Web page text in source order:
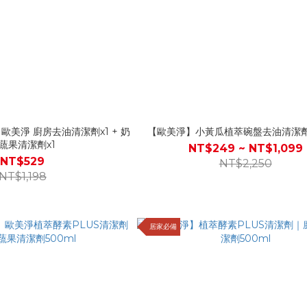
美淨 廚房去油清潔劑x1 + 奶
果清潔劑x1
NT$529
【歐美淨】小黃瓜植萃碗盤去油清
NT$249 ~ NT$1,099
NT$2,250
居家必備